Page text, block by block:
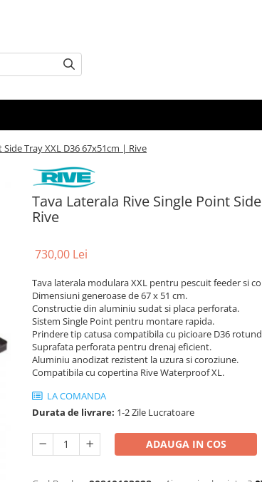
Tray XXL D36 67x51cm | Rive
Tava Laterala Rive Single Point
Rive
730,00 Lei
Tava laterala modulara XXL pentru pescuit feeder si
Dimensiuni generoase de 67 x 51 cm.
Constructie din aluminiu sudat si placa perforata.
Sistem Single Point pentru montare rapida.
Prindere tip catusa compatibila cu picioare D36
Suprafata perforata pentru drenaj eficient.
Aluminiu anodizat rezistent la uzura si coroziune.
Compatibila cu copertina Rive Waterproof XL.
LA COMANDA
Durata de livrare: 1-2 Zile Lucratoare
ADAUGA IN COS